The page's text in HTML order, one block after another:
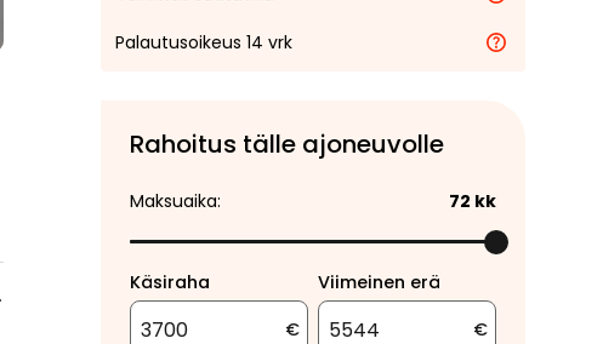
Palautusoikeus 14 vrk
Rahoitus tälle ajoneuvolle
Maksuaika: 72 kk
Käsiraha
€
Viimeinen erä
€